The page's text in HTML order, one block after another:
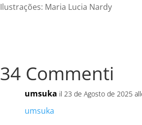
Ilustrações: Maria Lucia Nardy
34 Commenti
umsuka il 23 de Agosto de 2025
umsuka